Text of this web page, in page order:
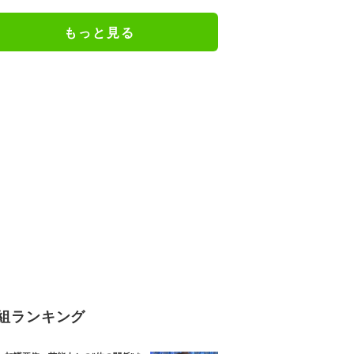
もっと見る
ランキング